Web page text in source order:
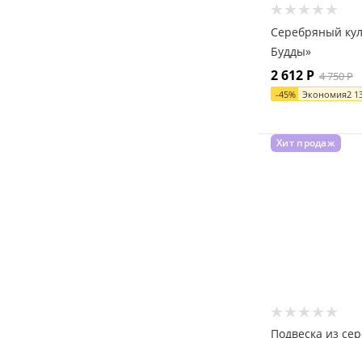
Серебряный
Будды»
2 612 Р 4 750Р
-45% Экономия2
Хит продаж
Подвеска из